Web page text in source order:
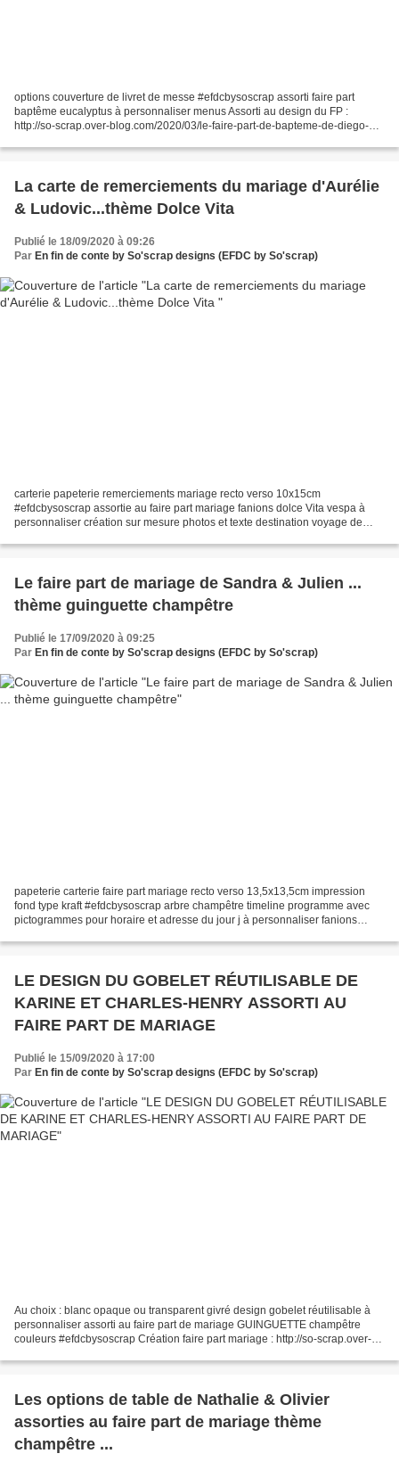
options couverture de livret de messe #efdcbysoscrap assorti faire part
baptême eucalyptus à personnaliser menus Assorti au design du FP :
http://so-scrap.over-blog.com/2020/03/le-faire-part-de-bapteme-de-diego-
La carte de remerciements du mariage d'Aurélie
& Ludovic...thème Dolce Vita
Publié le 18/09/2020 à 09:26
Par En fin de conte by So'scrap designs (EFDC by So'scrap)
carterie papeterie remerciements mariage recto verso 10x15cm
#efdcbysoscrap assortie au faire part mariage fanions dolce Vita vespa à
personnaliser création sur mesure photos et texte destination voyage de
Le faire part de mariage de Sandra & Julien ...
thème guinguette champêtre
Publié le 17/09/2020 à 09:25
Par En fin de conte by So'scrap designs (EFDC by So'scrap)
papeterie carterie faire part mariage recto verso 13,5x13,5cm impression
fond type kraft #efdcbysoscrap arbre champêtre timeline programme avec
pictogrammes pour horaire et adresse du jour j à personnaliser fanions
LE DESIGN DU GOBELET RÉUTILISABLE DE
KARINE ET CHARLES-HENRY ASSORTI AU
FAIRE PART DE MARIAGE
Publié le 15/09/2020 à 17:00
Par En fin de conte by So'scrap designs (EFDC by So'scrap)
Au choix : blanc opaque ou transparent givré design gobelet réutilisable à
personnaliser assorti au faire part de mariage GUINGUETTE champêtre
couleurs #efdcbysoscrap Création faire part mariage : http://so-scrap.over-
champetre-guinguette-6.html...
Les options de table de Nathalie & Olivier
assorties au faire part de mariage thème
champêtre ...